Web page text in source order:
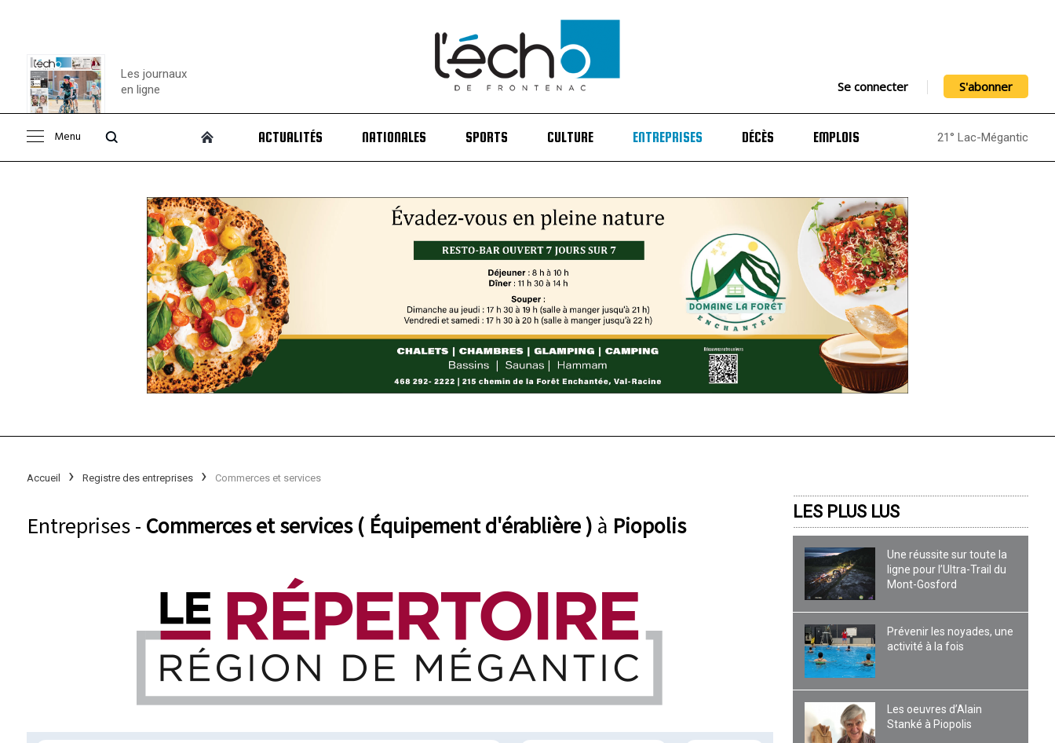
Consulter le
Les journaux
en ligne
Se connecter S'abonner
Menu ACTUALITÉS NATIONALES SPORTS CULTURE ENTREPRISES DÉCÈS EMPLOIS 21° Lac-Mégantic
Accueil Registre des entreprises Commerces et services
Entreprises - Commerces et services ( Équipement d'érablière ) à Piopolis LES PLUS LUS
Une réussite sur toute la
ligne pour l’Ultra-Trail du
Mont-Gosford
Prévenir les noyades, une
activité à la fois
Les oeuvres d’Alain
Stanké à Piopolis